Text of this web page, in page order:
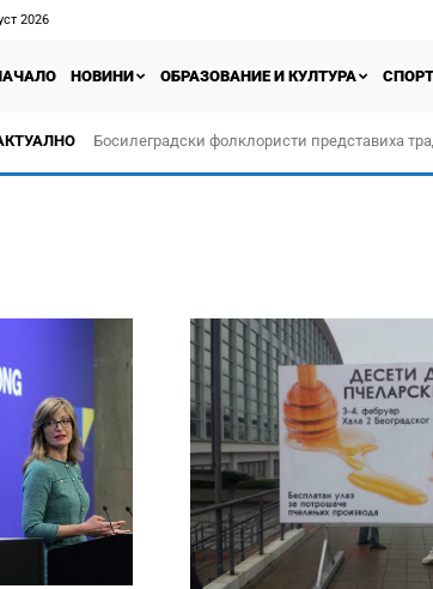
2026
НОВИНИ ОБРАЗОВАНИЕ И КУЛТУРА СПОРТ
Босилеградски фолклористи представиха
творчество „Прођох Левач, прођох Шумадију“